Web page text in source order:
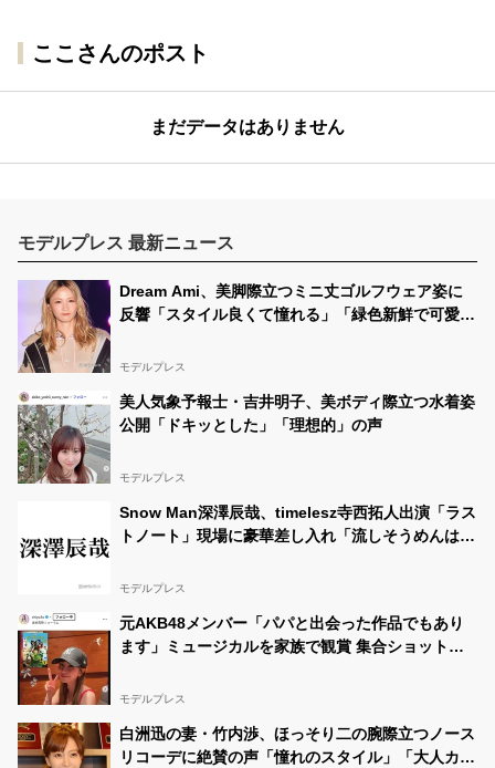
ここさんのポスト
まだデータはありません
モデルプレス 最新ニュース
Dream Ami、美脚際立つミニ丈ゴルフウェア姿に
反響「スタイル良くて憧れる」「緑色新鮮で可愛
モデルプレス
美人気象予報士・吉井明子、美ボディ際立つ水着姿
公開「ドキッとした」「理想的」の声
モデルプレス
Snow Man深澤辰哉、timelesz寺西拓人出演「ラス
トノート」現場に豪華差し入れ「流しそうめんはレ
モデルプレス
元AKB48メンバー「パパと出会った作品でもあり
ます」ミュージカルを家族で観賞 集合ショットに
モデルプレス
白洲迅の妻・竹内渉、ほっそり二の腕際立つノース
リコーデに絶賛の声「憧れのスタイル」「大人カジ